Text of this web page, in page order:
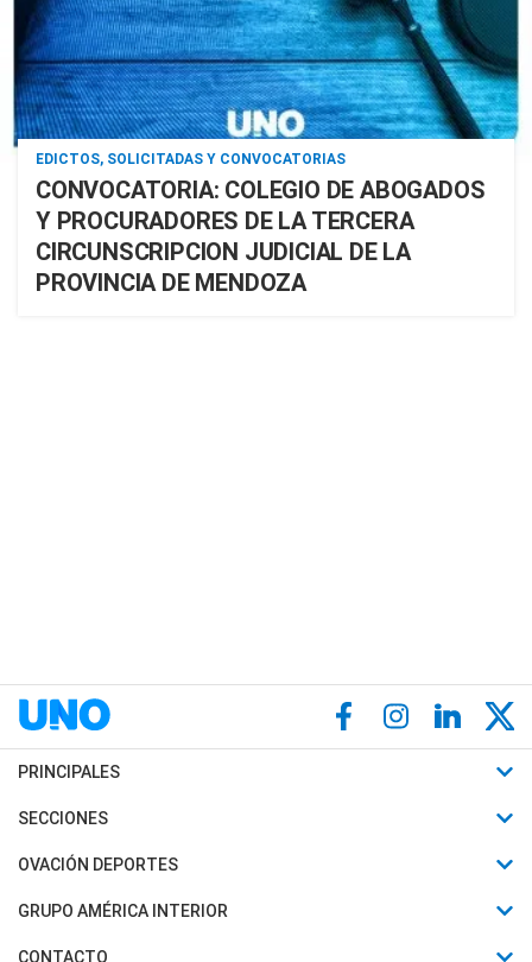
EDICTOS, SOLICITADAS Y CONVOCATORIAS
CONVOCATORIA: COLEGIO DE ABOGADOS
Y PROCURADORES DE LA TERCERA
CIRCUNSCRIPCION JUDICIAL DE LA
PROVINCIA DE MENDOZA
PRINCIPALES
Últimas Noticias
Política
SECCIONES
Horóscopo
Motores
OVACIÓN DEPORTES
Fútbol
Mundial
GRUPO AMÉRICA INTERIOR
Canal 7 en Vivo
CONTACTO